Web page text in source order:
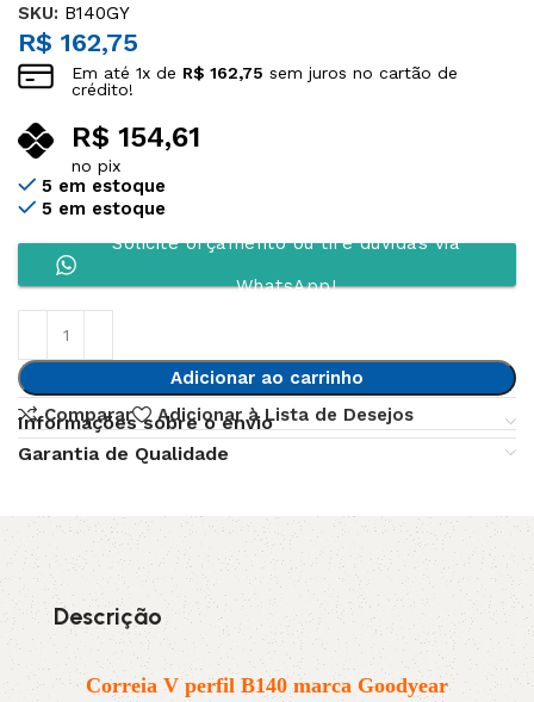
SKU: B140GY
R$ 162,75
Em até1x de R$ 162,75 sem juros no cartão de
crédito!
R$ 154,61
no pix
5 em estoque
5 em estoque
Solicite orçamento ou tire dúvidas via
WhatsApp!
Adicionar ao carrinho
Comparar
Adicionar à Lista de Desejos
Informações sobre o envio
Garantia de Qualidade
Descrição
Correia V perfil B140 marca Goodyear